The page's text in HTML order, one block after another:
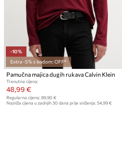
-10%
Extra -5% s kodom: OFF*
Pamučna majica dugih rukava Calvin Klein
Trenutna cijena:
48,99 €
Regularna cijena: 89,90 €
Najniža cijena u zadnjih 30 dana prije sniženja: 54,99 €